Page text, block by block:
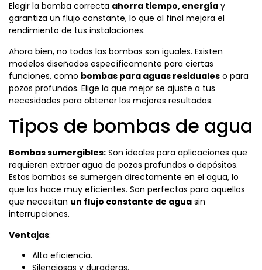
Elegir la bomba correcta ahorra tiempo, energía y
garantiza un flujo constante, lo que al final mejora el
rendimiento de tus instalaciones.
Ahora bien, no todas las bombas son iguales. Existen
modelos diseñados específicamente para ciertas
funciones, como bombas para aguas residuales o para
pozos profundos. Elige la que mejor se ajuste a tus
necesidades para obtener los mejores resultados.
Tipos de bombas de agua
Bombas sumergibles: Son ideales para aplicaciones que
requieren extraer agua de pozos profundos o depósitos.
Estas bombas se sumergen directamente en el agua, lo
que las hace muy eficientes. Son perfectas para aquellos
que necesitan un flujo constante de agua sin
interrupciones.
Ventajas:
Alta eficiencia.